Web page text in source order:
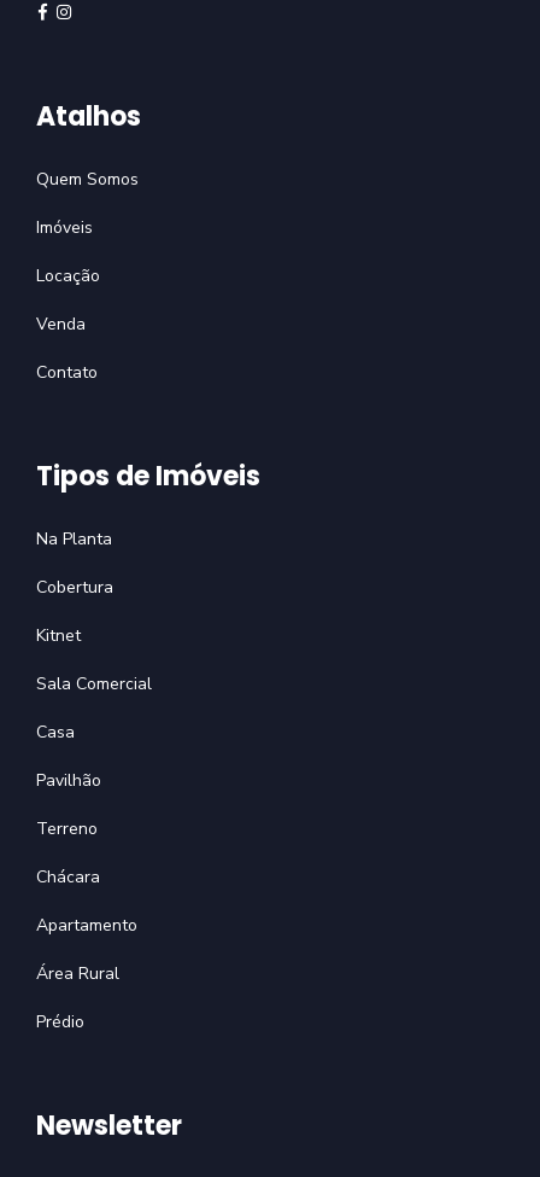
Atalhos
Quem Somos
Imóveis
Locação
Venda
Contato
Tipos de Imóveis
Na Planta
Cobertura
Kitnet
Sala Comercial
Casa
Pavilhão
Terreno
Chácara
Apartamento
Área Rural
Prédio
Newsletter